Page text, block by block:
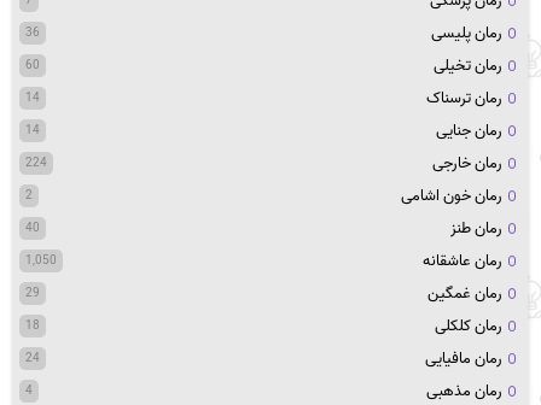
رمان پلیسی 36
رمان تخیلی 60
رمان ترسناک 14
رمان جنایی 14
رمان خارجی 224
رمان خون اشامی 2
رمان طنز 40
رمان عاشقانه 1,050
رمان غمگین 29
رمان کلکلی 18
رمان مافیایی 24
رمان مذهبی 4